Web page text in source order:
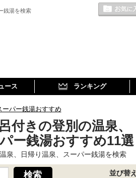
銭湯を検索
ース ランキング
パー銭湯おすすめ
付きの登別の温泉、
ー銭湯おすすめ11選
泉、日帰り温泉、スーパー銭湯を検索
並び替え